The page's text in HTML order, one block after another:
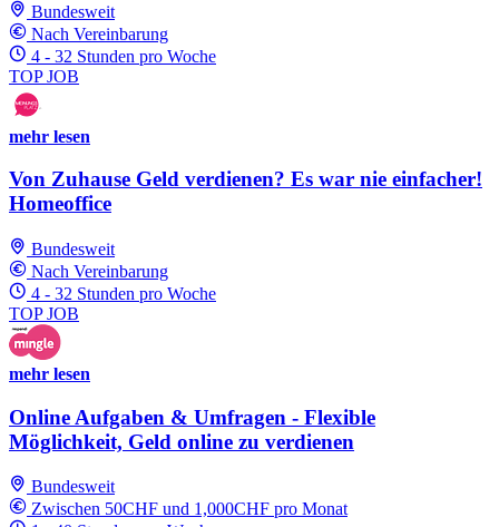
Bundesweit
Nach Vereinbarung
4 - 32 Stunden pro Woche
TOP JOB
mehr lesen
Von Zuhause Geld verdienen? Es war nie einfacher!
Homeoffice
Bundesweit
Nach Vereinbarung
4 - 32 Stunden pro Woche
TOP JOB
mehr lesen
Online Aufgaben & Umfragen - Flexible
Möglichkeit, Geld online zu verdienen
Bundesweit
Zwischen 50CHF und 1,000CHF pro Monat